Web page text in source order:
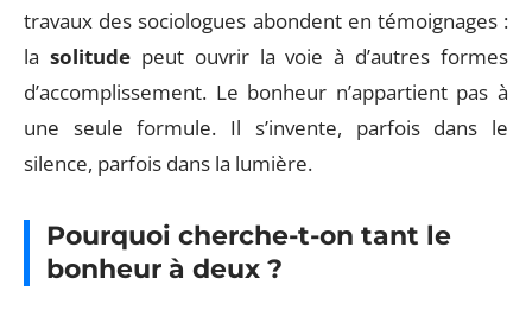
travaux des sociologues abondent en témoignages :
la solitudepeut ouvrir la voie à d’autres formes
d’accomplissement. Le bonheur n’appartient pas à
une seule formule. Il s’invente, parfois dans le
silence, parfois dans la lumière.
Pourquoi cherche-t-on tant le
bonheur à deux ?